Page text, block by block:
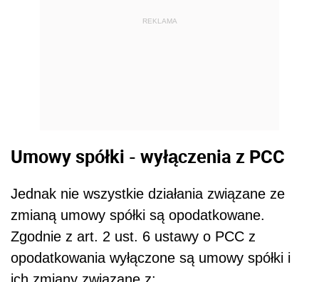
REKLAMA
Umowy spółki - wyłączenia z PCC
Jednak nie wszystkie działania związane ze
zmianą umowy spółki są opodatkowane.
Zgodnie z art. 2 ust. 6 ustawy o PCC z
opodatkowania wyłączone są umowy spółki i